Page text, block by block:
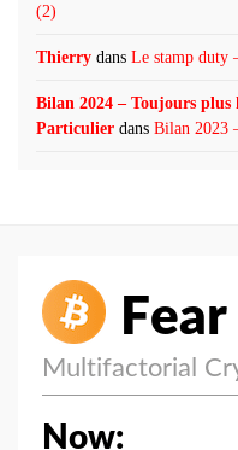
(2)
Thierry dans Le stamp duty
Bilan 2024 – Toujours
Particulier dans Bilan 2023